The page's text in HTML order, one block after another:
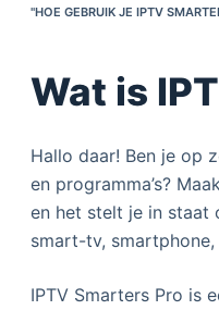
"HOE GEBRUIK JE IPTV
Wat is
Hallo daar! Ben je op
en programma’s?
en het stelt je in staat
smart-tv,
IPTV Smarters Pro is